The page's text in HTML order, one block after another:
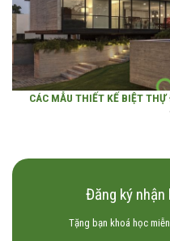
CÁC MẪU THIẾT KẾ BIỆT
Đăng ký
Tặng bạn khoá học